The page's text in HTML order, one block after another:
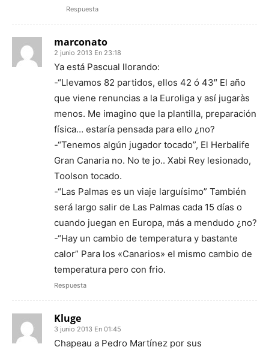
Respuesta
marconato
2 junio 2013 En 23:18
Ya está Pascual llorando:
-“Llevamos 82 partidos, ellos 42 ó 43″ El año
que viene renuncias a la Euroliga y así jugaràs
menos. Me imagino que la plantilla, preparación
física… estaría pensada para ello ¿no?
-“Tenemos algún jugador tocado”, El Herbalife
Gran Canaria no. No te jo.. Xabi Rey lesionado,
Toolson tocado.
-“Las Palmas es un viaje larguísimo” También
será largo salir de Las Palmas cada 15 días o
cuando juegan en Europa, más a mendudo ¿no?
-“Hay un cambio de temperatura y bastante
calor” Para los «Canarios» el mismo cambio de
temperatura pero con frio.
Respuesta
Kluge
3 junio 2013 En 01:45
Chapeau a Pedro Martínez por sus